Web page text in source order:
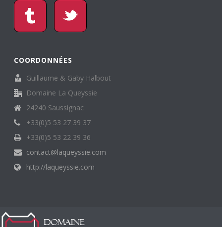
COORDONNÉES
Guillaume & Gaby Halbout
Domaine La Queyssie
24240 Saussignac
+33(0)5 53 27 39 37
+33(0)5 53 22 39 36
contact@laqueyssie.com
http://laqueyssie.com